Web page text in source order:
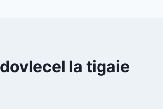
dovlecel la tigaie